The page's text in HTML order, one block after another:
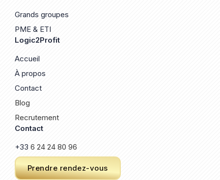
Grands groupes
PME & ETI
Logic2Profit
Accueil
À propos
Contact
Blog
Recrutement
Contact
+33 6 24 24 80 96
Prendre rendez-vous